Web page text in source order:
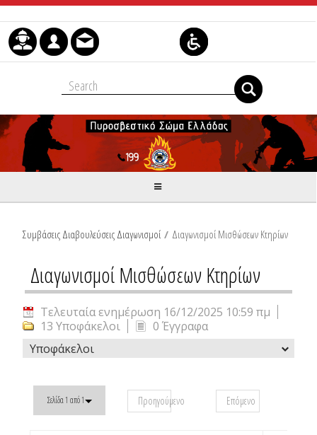
Μετάβαση στο περιεχόμενο
Συμβάσεις Διαβουλεύσεις Διαγωνισμοί / Διαγωνισμοί Μισθώσεων Κτηρίων
Διαγωνισμοί Μισθώσεων Κτηρίων
Τελευταία ενημέρωση 16/12/2025 10:59 πμ
13 Υποφάκελοι
0 Έγγραφα
Υποφάκελοι
Σελίδα 1 από 1 Προηγούμενο Επόμενο